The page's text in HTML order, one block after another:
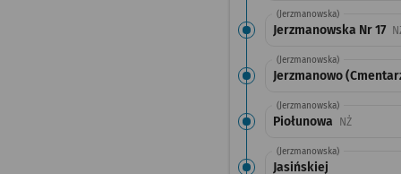
(Jerzmanowska)
Jerzmanowska Nr 17
(Jerzmanowska)
Jerzmanowo
(Jerzmanowska)
Piołunowa NŻ
(Jerzmanowska)
Jasińskiej